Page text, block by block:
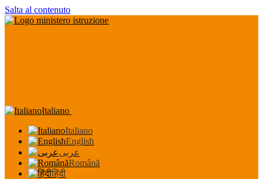
Salta al contenuto
Italiano
Italiano
English
عربى
Română
हिंदी